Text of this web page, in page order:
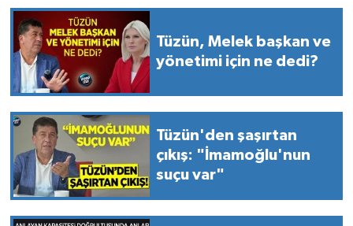
Tüzün, Melek başkan ve
yönetimi için ne dedi?
Tüzün'den şaşırtan
çıkış: "İmamoğlu'nun
suçu var"